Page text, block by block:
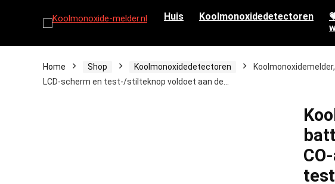
Huis Koolmonoxidedetectoren
Home Shop Koolmonoxidedetectoren
LCD-scherm en test-/stilteknop voldoet aan de…